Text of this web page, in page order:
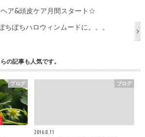
ア&頭皮ケア月間スタート☆
ちぼちハロウィンムードに。。。
の記事も人気です。
ブログ ブログ
2016.8.11